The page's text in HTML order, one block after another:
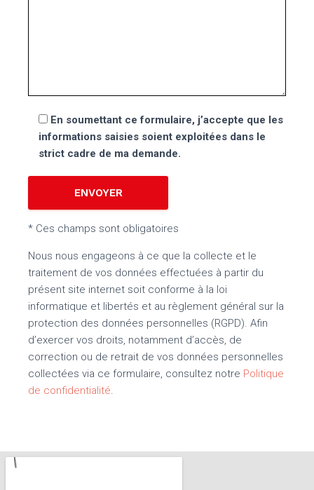
En soumettant ce formulaire, j’accepte que les
informations saisies soient exploitées dans le
strict cadre de ma demande.
* Ces champs sont obligatoires
Nous nous engageons à ce que la collecte et le
traitement de vos données effectuées à partir du
présent site internet soit conforme à la loi
informatique et libertés et au règlement général sur la
protection des données personnelles (RGPD). Afin
d’exercer vos droits, notamment d’accès, de
correction ou de retrait de vos données personnelles
collectées via ce formulaire, consultez notre Politique
de confidentialité.